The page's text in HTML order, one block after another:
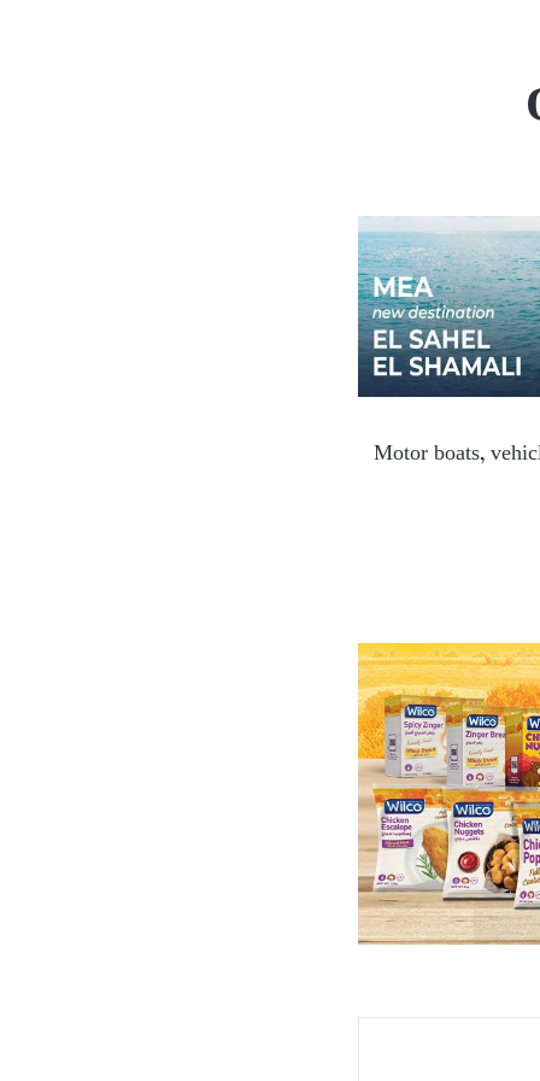
Motor boats,